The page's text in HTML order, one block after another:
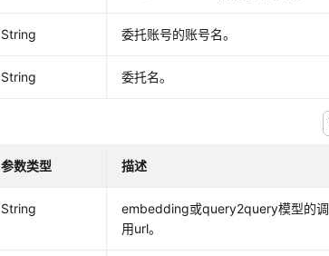
String 委托账号的账号名。
String 委托名。
参数类型 描述
String
embedding或query2query模型的调
用url。